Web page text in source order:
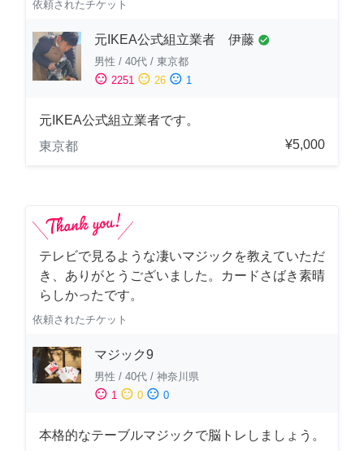
依頼されたチケット
元IKEA公式組立業者 伊藤 check_circle
男性 / 40代 / 東京都
sentiment_satisfied 2251 sentiment_neutral 26 sentiment_dissatisfied 1
元IKEA公式組立業者です。
東京都
¥5,000
テレビで見るような凄いマジックを教えていただ
き、ありがとうございました。カードさばき素晴
らしかったです。
依頼されたチケット
マジック9
男性 / 40代 / 神奈川県
sentiment_satisfied 1 sentiment_neutral 0 sentiment_dissatisfied 0
本格的なテーブルマジックで脳トレしましょう。